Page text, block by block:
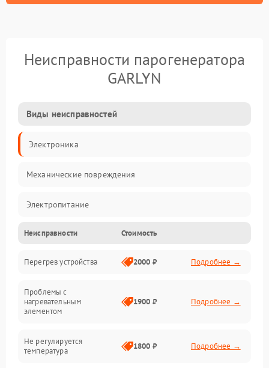
Неисправности парогенератора
GARLYN
Виды неисправностей
Электроника
Механические повреждения
Электропитание
Парообразование
Герметичность
Механика
Неисправности Стоимость
Перегрев устройства 2000 ₽ Подробнее →
Проблемы с
нагревательным
элементом
1900 ₽ Подробнее →
Не регулируется
температура
1800 ₽ Подробнее →